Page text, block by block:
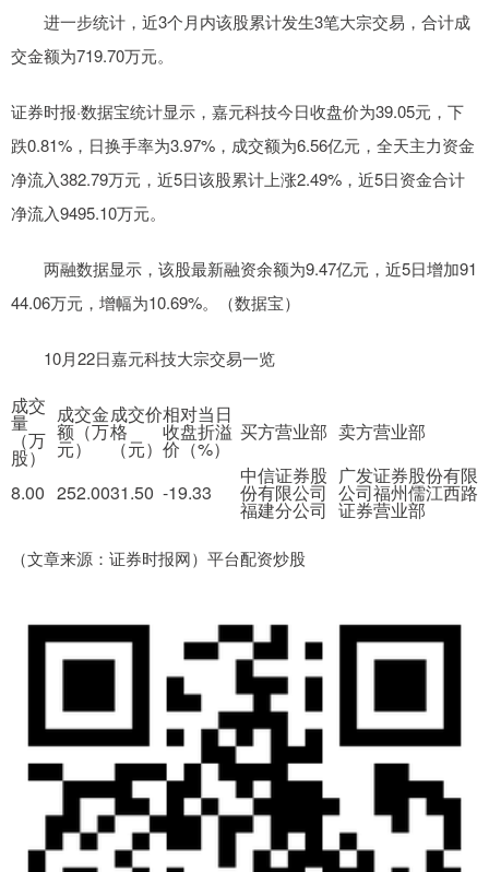
进一步统计，近3个月内该股累计发生3笔大宗交易，合计成
交金额为719.70万元。
证券时报·数据宝统计显示，嘉元科技今日收盘价为39.05元，下
跌0.81%，日换手率为3.97%，成交额为6.56亿元，全天主力资金
净流入382.79万元，近5日该股累计上涨2.49%，近5日资金合计
净流入9495.10万元。
两融数据显示，该股最新融资余额为9.47亿元，近5日增加91
44.06万元，增幅为10.69%。（数据宝）
10月22日嘉元科技大宗交易一览
成交
量
（万
股）
成交金
额（万
元）
成交价
格
（元）
相对当日
收盘折溢
价（%）
买方营业部 卖方营业部
8.00 252.0031.50 -19.33
中信证券股
份有限公司
福建分公司
广发证券股份有限
公司福州儒江西路
证券营业部
（文章来源：证券时报网）平台配资炒股